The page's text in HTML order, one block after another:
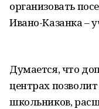
организовать
Ивано-Казанка –
Думается, что
центрах
школьников,